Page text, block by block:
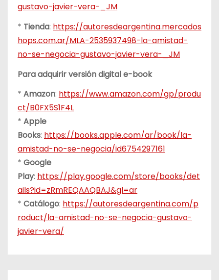
gustavo-javier-vera-_JM
* Tienda: https://autoresdeargentina.mercados
hops.com.ar/MLA-2535937498-la-amistad-
no-se-negocia-gustavo-javier-vera-_JM
Para adquirir versión digital e-book
* Amazon: https://www.amazon.com/gp/produ
ct/B0FX5S1F4L
* Apple
Books: https://books.apple.com/ar/book/la-
amistad-no-se-negocia/id6754297161
* Google
Play: https://play.google.com/store/books/det
ails?id=zRmREQAAQBAJ&gl=ar
* Catálogo: https://autoresdeargentina.com/p
roduct/la-amistad-no-se-negocia-gustavo-
javier-vera/